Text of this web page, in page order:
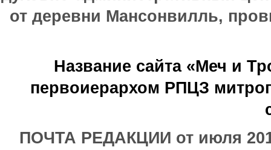
от деревни Мансонвилль,
Название сайта «Меч и
первоиерархом РПЦЗ
ПОЧТА РЕДАКЦИИ от июля